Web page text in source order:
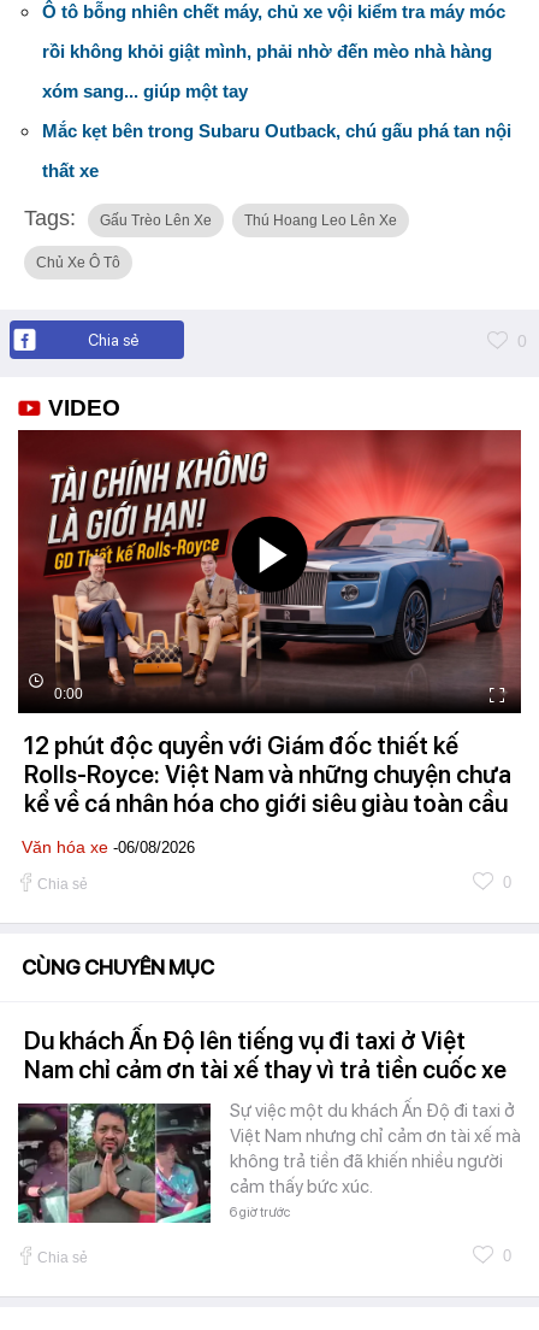
Ô tô bỗng nhiên chết máy, chủ xe vội kiểm tra máy móc
rồi không khỏi giật mình, phải nhờ đến mèo nhà hàng
xóm sang... giúp một tay
Mắc kẹt bên trong Subaru Outback, chú gấu phá tan nội
thất xe
Tags: Gấu Trèo Lên Xe Thú Hoang Leo Lên Xe
Chủ Xe Ô Tô
Chia sẻ 0
VIDEO
0:00
12 phút độc quyền với Giám đốc thiết kế
Rolls-Royce: Việt Nam và những chuyện chưa
kể về cá nhân hóa cho giới siêu giàu toàn cầu
Văn hóa xe -06/08/2026
Chia sẻ 0
CÙNG CHUYÊN MỤC
Du khách Ấn Độ lên tiếng vụ đi taxi ở Việt
Nam chỉ cảm ơn tài xế thay vì trả tiền cuốc xe
Sự việc một du khách Ấn Độ đi taxi ở
Việt Nam nhưng chỉ cảm ơn tài xế mà
không trả tiền đã khiến nhiều người
cảm thấy bức xúc.
6 giờ trước
Chia sẻ 0